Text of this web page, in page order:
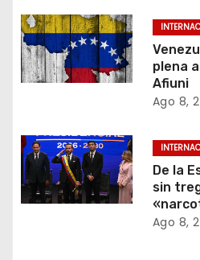
n
t
r
d
a
plena
Afiuni
Ago 8,
De la
sin
Ago 8,